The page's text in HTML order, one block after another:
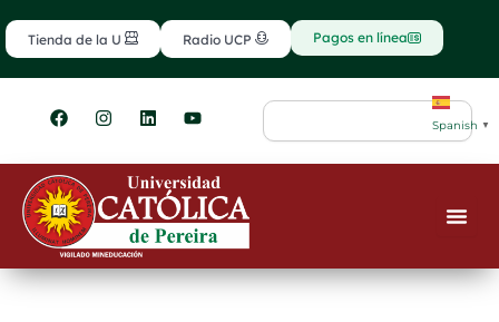
al
contenido
Tienda de la U Radio UCP Pagos en línea
F
a
e
b
o
o
k
I
n
t
g
r
m
L
i
k
e
d
i
n
Y
o
t
u
b
e
Search
Spanish ▼